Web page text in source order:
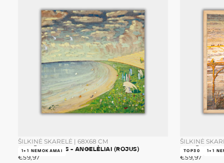
ŠILKINĖ SKARELĖ | 68X68 CM
M.K. ČIURLIONIS - ANGELĖLIAI (ROJUS)
1+1 NEMOKAMAI
€59,97
ĮPRASTA
€59,97
ŠILKINĖ
M.K.
TOP30 1+1
€59,97
ĮPRASTA
€59,97